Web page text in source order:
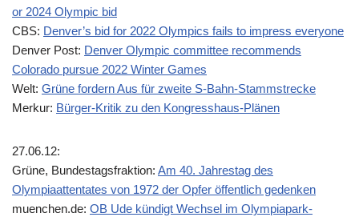
or 2024 Olympic bid
CBS: Denver’s bid for 2022 Olympics fails to impress everyone
Denver Post: Denver Olympic committee recommends
Colorado pursue 2022 Winter Games
Welt: Grüne fordern Aus für zweite S-Bahn-Stammstrecke
Merkur: Bürger-Kritik zu den Kongresshaus-Plänen
27.06.12:
Grüne, Bundestagsfraktion: Am 40. Jahrestag des
Olympiaattentates von 1972 der Opfer öffentlich gedenken
muenchen.de: OB Ude kündigt Wechsel im Olympiapark-